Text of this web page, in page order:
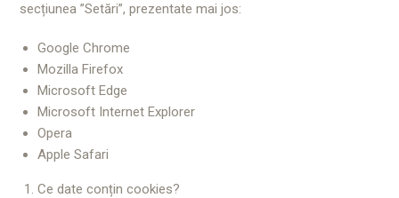
secțiunea ”Setări”, prezentate mai jos:
Google Chrome
Mozilla Firefox
Microsoft Edge
Microsoft Internet Explorer
Opera
Apple Safari
Ce date conțin cookies?